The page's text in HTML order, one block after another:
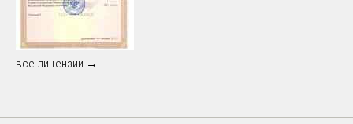
все лицензии →